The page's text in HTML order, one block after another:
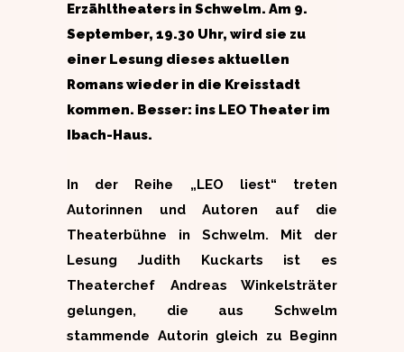
Erzähltheaters in Schwelm. Am 9.
September, 19.30 Uhr, wird sie zu
einer Lesung dieses aktuellen
Romans wieder in die Kreisstadt
kommen. Besser: ins LEO Theater im
Ibach-Haus.
In der Reihe „LEO liest“ treten
Autorinnen und Autoren auf die
Theaterbühne in Schwelm. Mit der
Lesung Judith Kuckarts ist es
Theaterchef Andreas Winkelsträter
gelungen, die aus Schwelm
stammende Autorin gleich zu Beginn